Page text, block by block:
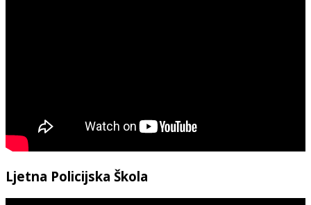
Ljetna Policijska Škola